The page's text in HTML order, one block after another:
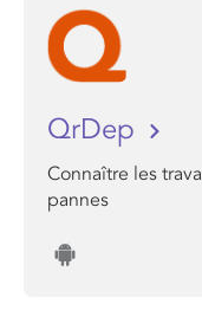
QrDep
Connaître les
pannes